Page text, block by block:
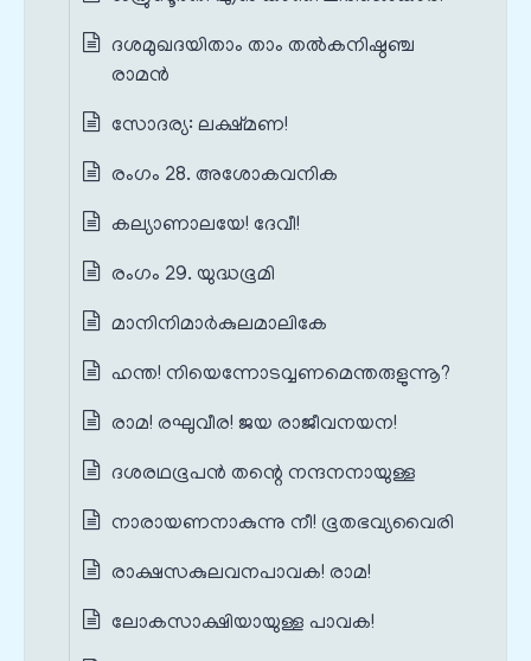
ദശമുഖദയിതാം താം തൽകനിഷ്ഠഞ്ച
രാമൻ
സോദര്യ: ലക്ഷ്മണ!
രംഗം 28. അശോകവനിക
കല്യാണാലയേ! ദേവീ!
രംഗം 29. യുദ്ധഭൂമി
മാനിനിമാർകുലമാലികേ
ഹന്ത! നിയെന്നോടവ്വണമെന്തരുളുന്നൂ?
രാമ! രഘുവീര! ജയ രാജീവനയന!
ദശരഥഭൂപൻ തന്റെ നന്ദനനായുള്ള
നാരായണനാകുന്നു നീ! ഭൂതഭവ്യവൈരി
രാക്ഷസകുലവനപാവക! രാമ!
ലോകസാക്ഷിയായുള്ള പാവക!